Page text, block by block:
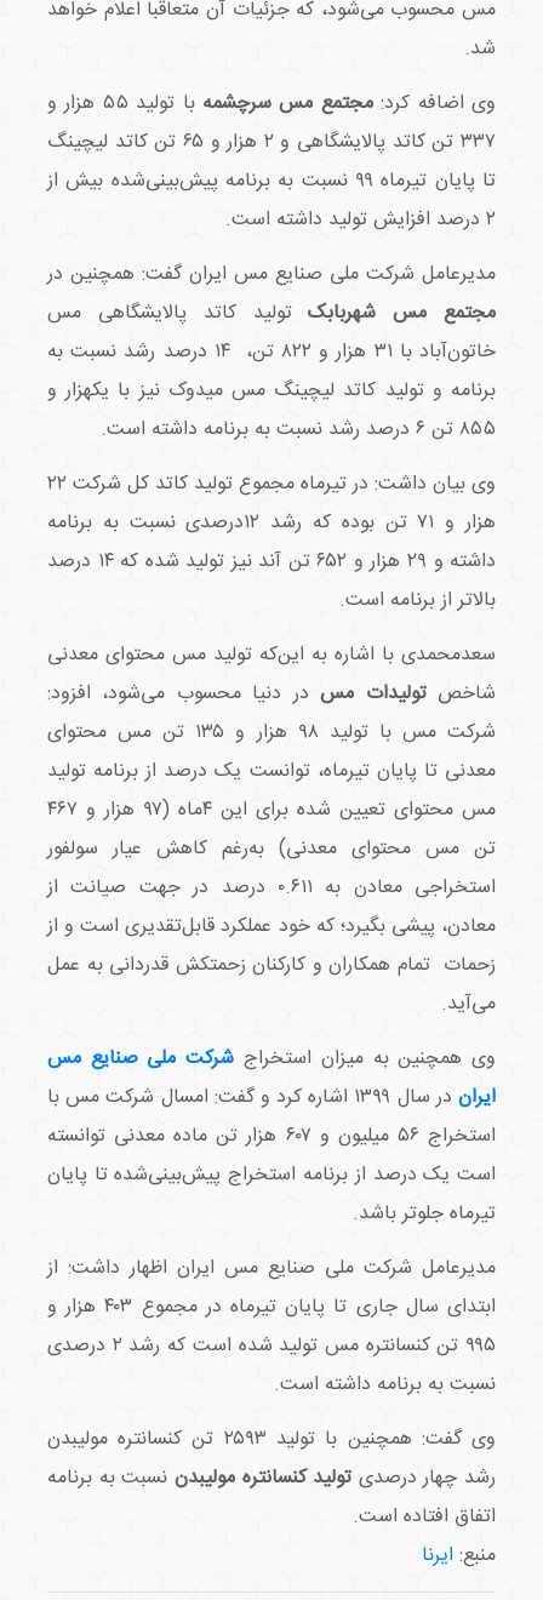
مس محسوب می‌شود، که جزئیات آن متعاقبا اعلام خواهد
شد.
وی اضافه کرد:مجتمع مس سرچشمه
با تولید ۵۵ هزار و
۳۳۷ تن کاتد پالایشگاهی و ۲ هزار و ۶۵ تن کاتد لیچینگ
تا پایان تیرماه ۹۹ نسبت به برنامه پیش‌بینی‌شده بیش از
۲ درصد افزایش تولید داشته است.
مدیرعامل شرکت ملی صنایع مس ایران گفت: همچنین در
مجتمع مس شهربابکتولید کاتد پالایشگاهی مس
خاتون‌آباد با ۳۱ هزار و ۸۲۲ تن، ۱۴ درصد رشد نسبت به
برنامه و تولید کاتد لیچینگ مس میدوک نیز با یکهزار و
۸۵۵ تن ۶ درصد رشد نسبت به برنامه داشته است.
وی بیان داشت: در تیرماه مجموع تولید کاتد کل شرکت ۲۲
هزار و ۷۱ تن بوده که رشد ۱۲درصدی نسبت به برنامه
داشته و ۲۹ هزار و ۶۵۲ تن آند نیز تولید شده که ۱۴ درصد
بالاتر از برنامه است.
سعدمحمدی با اشاره به این‌که تولید مس محتوای معدنی
شاخصتولیدات مسدر دنیا محسوب می‌شود، افزود:
شرکت مس با تولید ۹۸ هزار و ۱۳۵ تن مس محتوای
معدنی تا پایان تیرماه، توانست یک درصد از برنامه تولید
مس محتوای تعیین شده برای این ۴ماه (۹۷ هزار و ۴۶۷
تن مس محتوای معدنی) به‌رغم کاهش عیار سولفور
استخراجی معادن به ۰.۶۱۱ درصد در جهت صیانت از
معادن، پیشی بگیرد؛ که خود عملکرد قابل‌تقدیری است و از
زحمات تمام همکاران و کارکنان زحمتکش قدردانی به عمل
می‌آید.
وی همچنین به میزان استخراج شرکت ملی صنایع مس
ایران
در سال ۱۳۹۹ اشاره کرد و گفت: امسال شرکت مس با
استخراج ۵۶ میلیون و ۶۰۷ هزار تن ماده معدنی توانسته
است یک درصد از برنامه استخراج پیش‌بینی‌شده تا پایان
تیرماه جلوتر باشد.
مدیرعامل شرکت ملی صنایع مس ایران اظهار داشت: از
ابتدای سال جاری تا پایان تیرماه در مجموع ۴۰۳ هزار و
۹۹۵ تن کنسانتره مس تولید شده است که رشد ۲ درصدی
نسبت به برنامه داشته است.
وی گفت: همچنین با تولید ۲۵۹۳ تن کنسانتره مولیبدن
رشد چهار درصدی تولید کنسانتره مولیبدن نسبت به برنامه
اتفاق افتاده است.
منبع: ایرنا